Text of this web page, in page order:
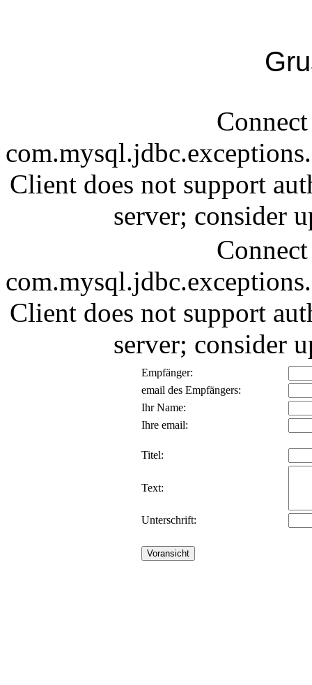
Client does not support
server; consider
Client does not support
server; consider
Empfänger:
email des Empfängers:
Ihr Name:
Ihre email:
Titel:
Text:
Unterschrift: